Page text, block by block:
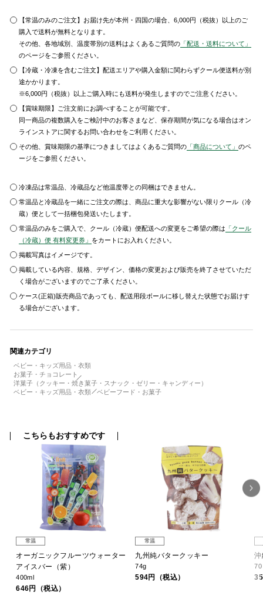
【常温のみのご注文】お届け先が本州・四国の場合、6,000円（税抜）以上のご
購入で送料が無料となります。
その他、各地域別、温度帯別の送料はよくあるご質問の 「配送・送料について」
のページをご参照ください。
【冷蔵・冷凍を含むご注文】配送エリアや購入金額に関わらずクール便送料が別
途かかります。
※6,000円（税抜）以上ご購入時にも送料が発生しますのでご注意ください。
【賞味期限】ご注文前にお調べすることが可能です。
同一商品の複数購入をご検討中のお客さまなど、保存期間が気になる場合はオン
ラインストアに関するお問い合わせをご利用ください。
その他、賞味期限の基準につきましてはよくあるご質問の 「商品について」のペ
ージをご参照ください。
冷凍品は常温品、冷蔵品など他温度帯との同梱はできません。
常温品と冷蔵品を一緒にご注文の際は、商品に重大な影響がない限りクール（冷
蔵）便として一括梱包発送いたします。
常温品のみをご購入で、クール（冷蔵）便配送への変更をご希望の際は 「クール
（冷蔵）便 有料変更券」 をカートにお入れください。
掲載写真はイメージです。
掲載している内容、規格、デザイン、価格の変更および販売を終了させていただ
く場合がございますのでご了承ください。
ケース(正箱)販売商品であっても、配送用段ボールに移し替えた状態でお届けす
る場合がございます。
関連カテゴリ
ベビー・キッズ用品・衣類
お菓子・チョコレート
洋菓子（クッキー・焼き菓子・スナック・ゼリー・キャンディー）
ベビー・キッズ用品・衣類
ベビーフード・お菓子
こちらもおすすめです
常温
オーガニックフルーツウォーター
アイスバー（紫）
400ml
646円（税込）
常温
九州純バタークッキー
74g
594円（税込）
70